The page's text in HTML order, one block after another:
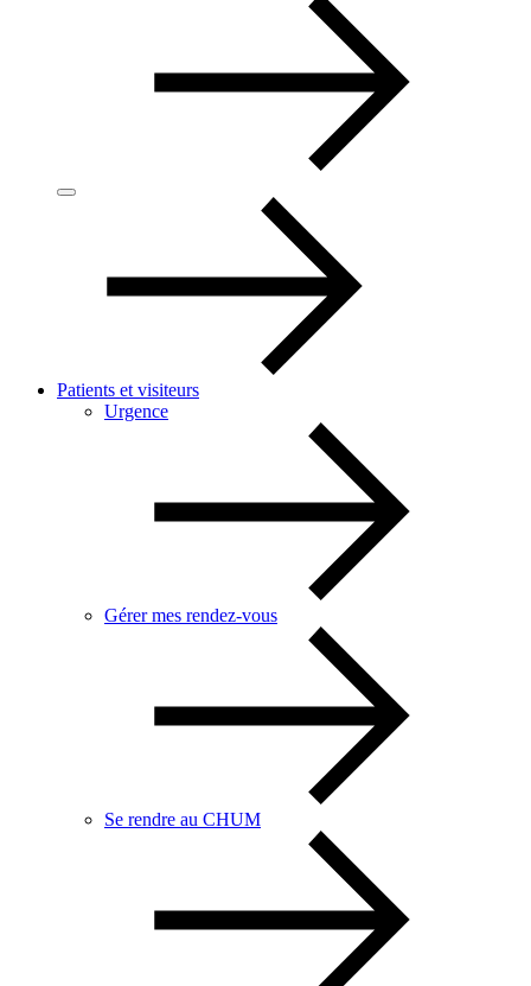
Patients et visiteurs
Urgence
Gérer mes rendez-vous
Se rendre au CHUM